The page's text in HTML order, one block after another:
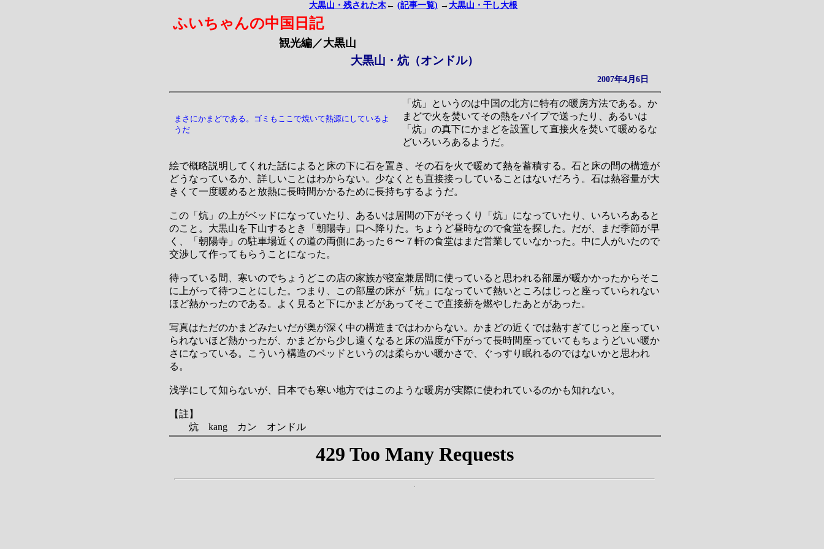
大黒山・残された木 ← (記事一覧) → 大黒山・干し大根
ふいちゃんの中国日記
観光編／大黒山
大黒山・炕（オンドル）
2007年4月6日
まさにかまどである。ゴミもここで焼いて熱源にしているよ
うだ
「炕」というのは中国の北方に特有の暖房方法である。か
まどで火を焚いてその熱をパイプで送ったり、あるいは
「炕」の真下にかまどを設置して直接火を焚いて暖めるな
どいろいろあるようだ。
絵で概略説明してくれた話によると床の下に石を置き、その石を火で暖めて熱を蓄積する。石と床の間の構造が
どうなっているか、詳しいことはわからない。少なくとも直接接っしていることはないだろう。石は熱容量が大
きくて一度暖めると放熱に長時間かかるために長持ちするようだ。
この「炕」の上がベッドになっていたり、あるいは居間の下がそっくり「炕」になっていたり、いろいろあると
のこと。大黒山を下山するとき「朝陽寺」口へ降りた。ちょうど昼時なので食堂を探した。だが、まだ季節が早
く、「朝陽寺」の駐車場近くの道の両側にあった６〜７軒の食堂はまだ営業していなかった。中に人がいたので
交渉して作ってもらうことになった。
待っている間、寒いのでちょうどこの店の家族が寝室兼居間に使っていると思われる部屋が暖かかったからそこ
に上がって待つことにした。つまり、この部屋の床が「炕」になっていて熱いところはじっと座っていられない
ほど熱かったのである。よく見ると下にかまどがあってそこで直接薪を燃やしたあとがあった。
写真はただのかまどみたいだが奥が深く中の構造まではわからない。かまどの近くでは熱すぎてじっと座ってい
られないほど熱かったが、かまどから少し遠くなると床の温度が下がって長時間座っていてもちょうどいい暖か
さになっている。こういう構造のベッドというのは柔らかい暖かさで、ぐっすり眠れるのではないかと思われ
る。
浅学にして知らないが、日本でも寒い地方ではこのような暖房が実際に使われているのかも知れない。
【註】
炕 kang カン オンドル